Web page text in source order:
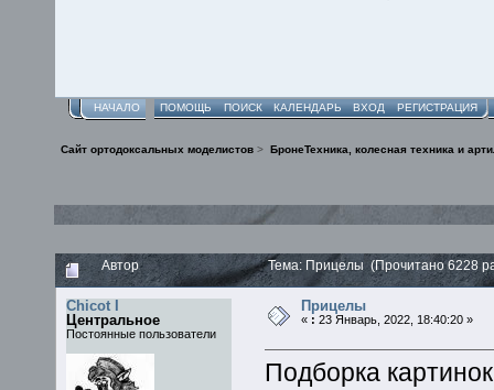
НАЧАЛО ПОМОЩЬ ПОИСК КАЛЕНДАРЬ ВХОД РЕГИСТРАЦИЯ
Сайт ортодоксальных моделистов > БронеТехника, колесная техника и
Автор Тема: Прицелы (Прочитано 6228
Chicot I
Центральное
Постоянные пользователи
Прицелы
« : 23 Январь, 2022, 18:40:20 »
Подборка